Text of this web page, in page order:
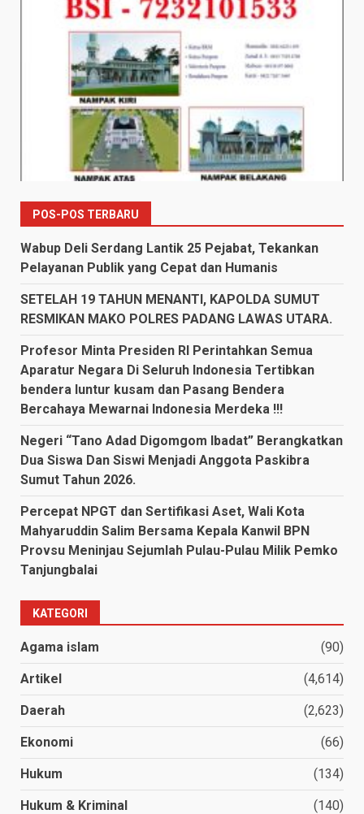
POS-POS TERBARU
Wabup Deli Serdang Lantik 25 Pejabat, Tekankan
Pelayanan Publik yang Cepat dan Humanis
SETELAH 19 TAHUN MENANTI, KAPOLDA SUMUT
RESMIKAN MAKO POLRES PADANG LAWAS UTARA.
Profesor Minta Presiden RI Perintahkan Semua
Aparatur Negara Di Seluruh Indonesia Tertibkan
bendera luntur kusam dan Pasang Bendera
Bercahaya Mewarnai Indonesia Merdeka !!!
Negeri “Tano Adad Digomgom Ibadat” Berangkatkan
Dua Siswa Dan Siswi Menjadi Anggota Paskibra
Sumut Tahun 2026.
Percepat NPGT dan Sertifikasi Aset, Wali Kota
Mahyaruddin Salim Bersama Kepala Kanwil BPN
Provsu Meninjau Sejumlah Pulau-Pulau Milik Pemko
Tanjungbalai
KATEGORI
Agama islam (90)
Artikel (4,614)
Daerah (2,623)
Ekonomi (66)
Hukum (134)
Hukum & Kriminal (140)